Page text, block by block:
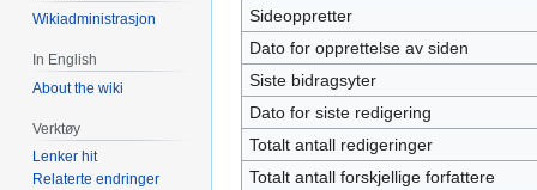
Sideoppretter
Dato for opprettelse av siden
Siste bidragsyter
Dato for siste redigering
Totalt antall redigeringer
Totalt antall forskjellige forfattere
Wikiadministrasjon
In English
About the wiki
Verktøy
Lenker hit
Relaterte endringer